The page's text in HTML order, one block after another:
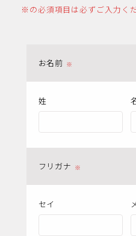
※の必須項目は必ずご入力くだ
お名前
姓
フリガナ
セイ